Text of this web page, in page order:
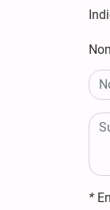
*